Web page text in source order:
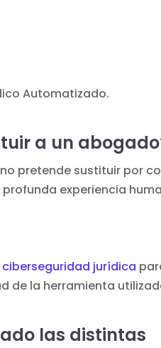
Automatizado.
a un
pretende sustituir por
experiencia
ciberseguridad jurídica
de la herramienta
las distintas